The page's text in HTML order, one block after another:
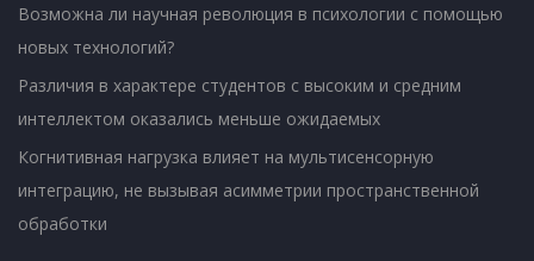
Возможна ли научная революция в психологии с помощью
новых технологий?
Различия в характере студентов с высоким и средним
интеллектом оказались меньше ожидаемых
Когнитивная нагрузка влияет на мультисенсорную
интеграцию, не вызывая асимметрии пространственной
обработки